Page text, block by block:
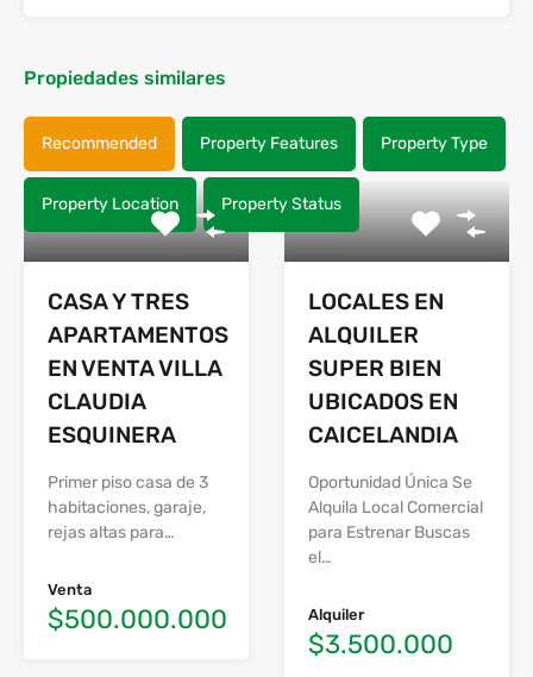
Propiedades similares
Recommended Property Features Property Type
Property Location Property Status
CASA Y TRES
APARTAMENTOS
EN VENTA VILLA
CLAUDIA
ESQUINERA
Primer piso casa de 3
habitaciones, garaje,
rejas altas para…
Venta
$500.000.000
LOCALES EN
ALQUILER
SUPER BIEN
UBICADOS EN
CAICELANDIA
Oportunidad Única Se
Alquila Local Comercial
para Estrenar Buscas
el…
Alquiler
$3.500.000